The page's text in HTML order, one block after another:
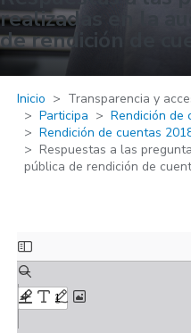
realizadas en la
de rendición de
Inicio
Transparencia y
Participa
Rendición de
Rendición de cuentas
Respuestas a las
pública de rendición de